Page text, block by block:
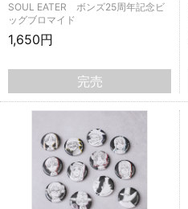
SOUL EATER ボンズ25周年記念ビ
ッグブロマイド
1,650円
完売